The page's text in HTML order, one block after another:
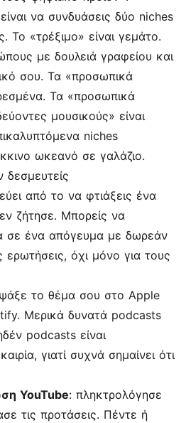
να συνδυάσεις δύο niches
Το «τρέξιμο» είναι γεμάτο.
με δουλειά γραφείου και
σου. Τα «προσωπικά
Τα «προσωπικά
μουσικούς» είναι
niches
ωκεανό σε γαλάζιο.
δεσμευτείς
από το να φτιάξεις ένα
ζήτησε. Μπορείς να
σε ένα απόγευμα με δωρεάν
ερωτήσεις, όχι μόνο για τους
το θέμα σου στο Apple
Μερικά δυνατά podcasts
podcasts είναι
γιατί συχνά σημαίνει ότι
YouTube: πληκτρολόγησε
τις προτάσεις. Πέντε ή